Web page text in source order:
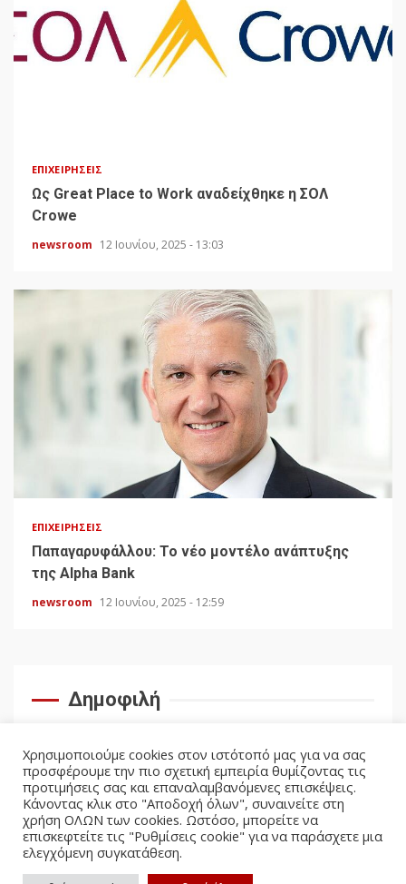
ΕΠΙΧΕΙΡΉΣΕΙΣ
Ως Great Place to Work αναδείχθηκε η ΣΟΛ
Crowe
newsroom 12 Ιουνίου, 2025 - 13:03
ΕΠΙΧΕΙΡΉΣΕΙΣ
Παπαγαρυφάλλου: Το νέο μοντέλο ανάπτυξης
της Alpha Bank
newsroom 12 Ιουνίου, 2025 - 12:59
Δημοφιλή
Χρησιμοποιούμε cookies στον ιστότοπό μας για να σας
προσφέρουμε την πιο σχετική εμπειρία θυμίζοντας τις
προτιμήσεις σας και επαναλαμβανόμενες επισκέψεις.
Κάνοντας κλικ στο "Αποδοχή όλων", συναινείτε στη
χρήση ΟΛΩΝ των cookies. Ωστόσο, μπορείτε να
επισκεφτείτε τις "Ρυθμίσεις cookie" για να παράσχετε μια
ελεγχόμενη συγκατάθεση.